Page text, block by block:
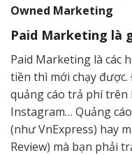
Owned Marketing
Paid Marketing là
Paid Marketing là các
tiền thì mới chạy
quảng cáo trả phí trên
Instagram… Quảng
(như VnExpress) hay
Review) mà bạn phải